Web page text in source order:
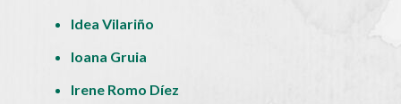
Idea Vilariño
Ioana Gruia
Irene Romo Díez